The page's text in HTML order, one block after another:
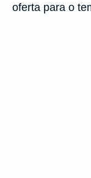
oferta para o